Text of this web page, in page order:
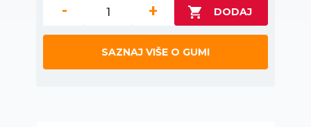
- +
SAZNAJ VIŠE O GUMI